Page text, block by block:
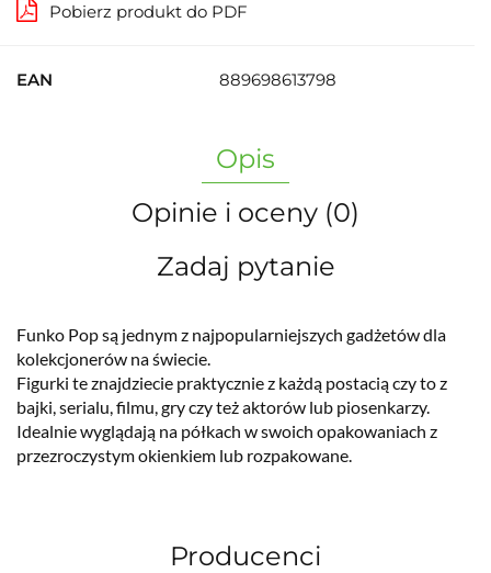
Pobierz produkt do PDF
EAN 889698613798
Opis
Opinie i oceny (0)
Zadaj pytanie
Funko Pop są jednym z najpopularniejszych gadżetów dla
kolekcjonerów na świecie.
Figurki te znajdziecie praktycznie z każdą postacią czy to z
bajki, serialu, filmu, gry czy też aktorów lub piosenkarzy.
Idealnie wyglądają na półkach w swoich opakowaniach z
przezroczystym okienkiem lub rozpakowane.
Producenci